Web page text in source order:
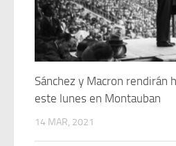
Sánchez y Macron rendirán
este lunes en Montauban
14 MAR, 2021